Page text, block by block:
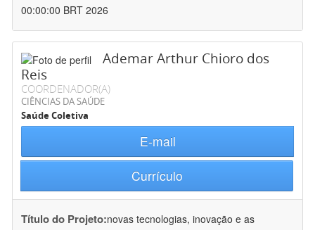
00:00:00 BRT 2026
Ademar Arthur Chioro dos
Reis
COORDENADOR(A)
CIÊNCIAS DA SAÚDE
Saúde Coletiva
E-mail
Currículo
Título do Projeto:novas tecnologias, inovação e as